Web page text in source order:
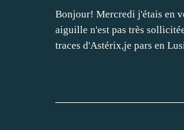
Bonjour! Mercredi j'étais en
aiguille n'est pas très
traces d'Astérix,je pars en